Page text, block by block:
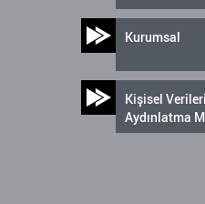
Kurumsal
Kişisel
Aydınlatma